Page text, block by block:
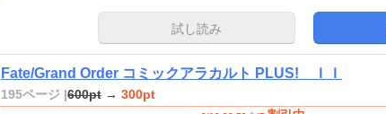
試し読み
Fate/Grand Order コミックアラカルト PLUS! ＩＩ
195ページ |600pt → 300pt